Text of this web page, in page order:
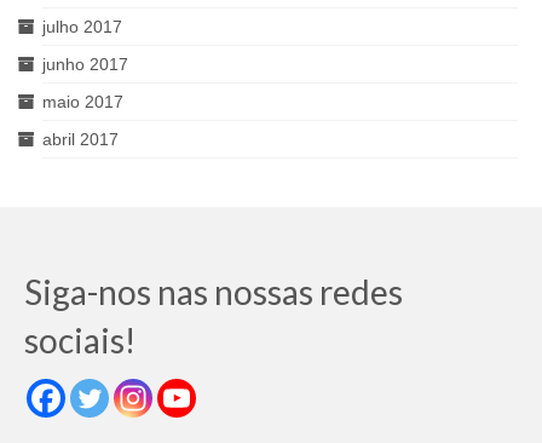
julho 2017
junho 2017
maio 2017
abril 2017
Siga-nos nas nossas redes
sociais!